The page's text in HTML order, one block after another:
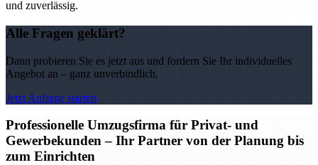
und zuverlässig.
Alle Fragen geklärt?
Dann probieren Sie es jetzt aus und fordern Sie Ihr individuelles
Angebot an – ganz unverbindlich.
Jetzt Anfrage starten
Professionelle Umzugsfirma für Privat- und
Gewerbekunden – Ihr Partner von der Planung bis
zum Einrichten